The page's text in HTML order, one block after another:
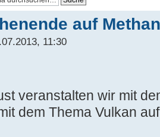
auf
11:30
veranstalten wir mit
dem Thema Vulkan